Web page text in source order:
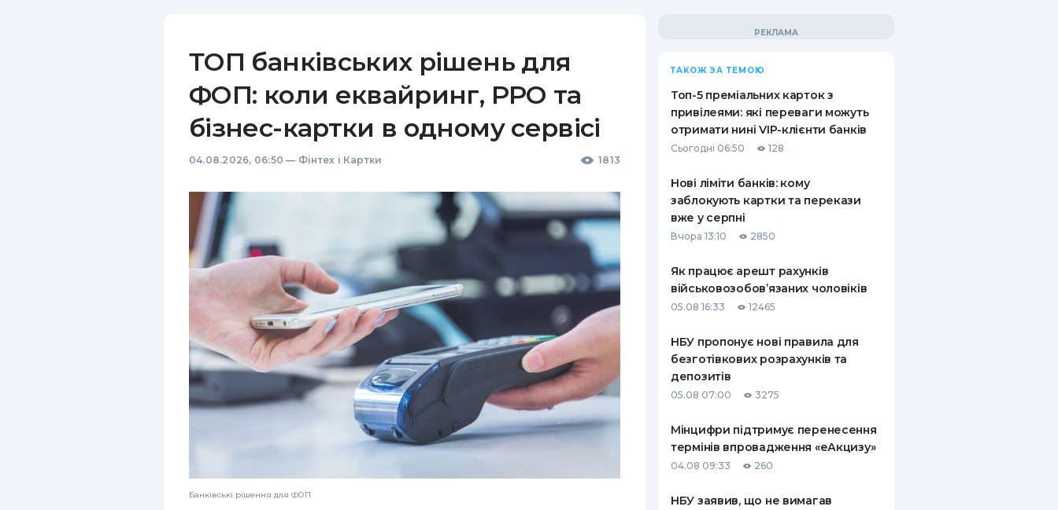
ТОП банківських рішень для
ФОП: коли еквайринг, РРО та
бізнес-картки в одному сервісі
04.08.2026, 06:50 — Фінтех і Картки 1813
Банківські рішення для ФОП
ТАКОЖ ЗА ТЕМОЮ
Топ-5 преміальних карток з
привілеями: які переваги можуть
отримати нині VIP-клієнти банків
Сьогодні 06:50 128
Нові ліміти банків: кому
заблокують картки та перекази
вже у серпні
Вчора 13:10 2850
Як працює арешт рахунків
військовозобов’язаних чоловіків
05.08 16:33 12465
НБУ пропонує нові правила для
безготівкових розрахунків та
депозитів
05.08 07:00 3275
Мінцифри підтримує перенесення
термінів впровадження «еАкцизу»
04.08 09:33 260
НБУ заявив, що не вимагав